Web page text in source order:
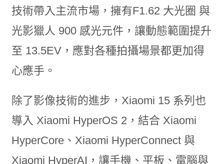
技術帶入主流市場，擁有F1.62 大光圈 與
光影獵人 900 感光元件，讓動態範圍提升
至 13.5EV，應對各種拍攝場景都更加得
心應手。
除了影像技術的進步，Xiaomi 15 系列也
導入 Xiaomi HyperOS 2，結合 Xiaomi
HyperCore、Xiaomi HyperConnect 與
Xiaomi HyperAI，讓手機、平板、電腦與